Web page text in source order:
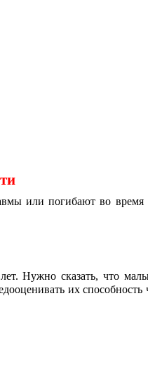
или погибают во
Нужно сказать, что
их способность